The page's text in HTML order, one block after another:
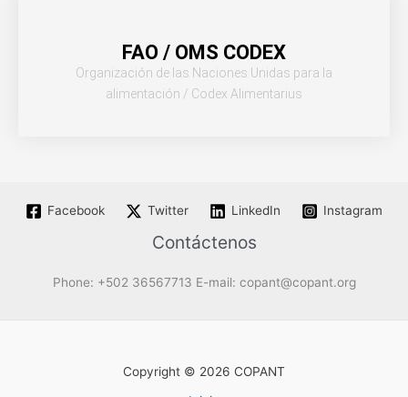
FAO / OMS CODEX
Organización de las Naciones Unidas para la
alimentación / Codex Alimentarius
Facebook Twitter LinkedIn Instagram
Contáctenos
Phone: +502 36567713 E-mail: copant@copant.org
Copyright © 2026 COPANT